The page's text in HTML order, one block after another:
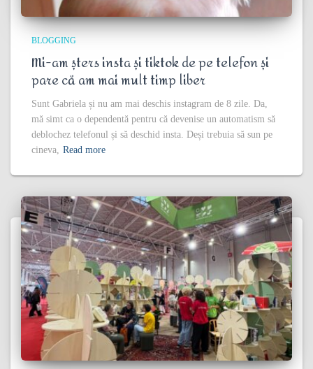
BLOGGING
Mi-am șters insta și tiktok de pe telefon și
pare că am mai mult timp liber
Sunt Gabriela și nu am mai deschis instagram de 8 zile. Da,
mă simt ca o dependentă pentru că devenise un automatism să
deblochez telefonul și să deschid insta. Deși trebuia să sun pe
cineva, Read more